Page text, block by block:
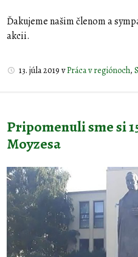
Ďakujeme našim členom a
akcii.
13. júla 2019vPráca v regiónoch,
Pripomenuli sme si
Moyzesa